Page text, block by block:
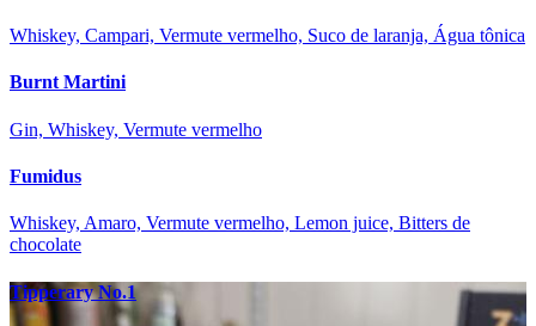
Whiskey, Campari, Vermute vermelho, Suco de laranja, Água tônica
Burnt Martini
Gin, Whiskey, Vermute vermelho
Fumidus
Whiskey, Amaro, Vermute vermelho, Lemon juice, Bitters de
chocolate
Tipperary No.1